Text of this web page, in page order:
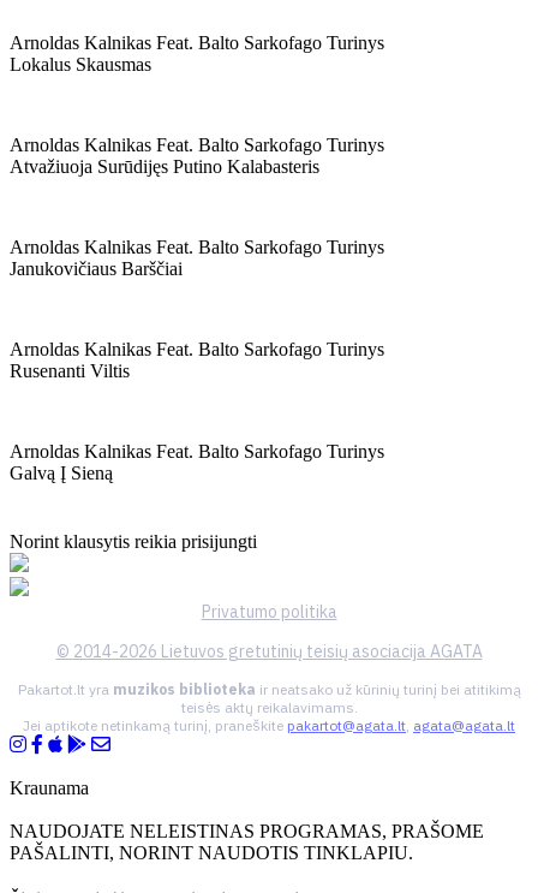
Arnoldas Kalnikas Feat. Balto Sarkofago Turinys
Lokalus Skausmas
Arnoldas Kalnikas Feat. Balto Sarkofago Turinys
Atvažiuoja Surūdijęs Putino Kalabasteris
Arnoldas Kalnikas Feat. Balto Sarkofago Turinys
Janukovičiaus Barščiai
Arnoldas Kalnikas Feat. Balto Sarkofago Turinys
Rusenanti Viltis
Arnoldas Kalnikas Feat. Balto Sarkofago Turinys
Galvą Į Sieną
Norint klausytis reikia prisijungti
Privatumo politika
© 2014-2026 Lietuvos gretutinių teisių asociacija AGATA
Pakartot.lt yra muzikos biblioteka ir neatsako už kūrinių turinį bei atitikimą
teisės aktų reikalavimams.
Jei aptikote netinkamą turinį, praneškite pakartot@agata.lt, agata@agata.lt
Kraunama
NAUDOJATE NELEISTINAS PROGRAMAS, PRAŠOME
PAŠALINTI, NORINT NAUDOTIS TINKLAPIU.